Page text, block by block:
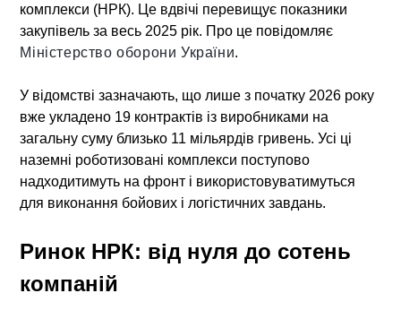
комплекси (НРК). Це вдвічі перевищує показники
закупівель за весь 2025 рік. Про це повідомляє
Міністерство оборони України.
У відомстві зазначають, що лише з початку 2026 року
вже укладено 19 контрактів із виробниками на
загальну суму близько 11 мільярдів гривень. Усі ці
наземні роботизовані комплекси поступово
надходитимуть на фронт і використовуватимуться
для виконання бойових і логістичних завдань.
Ринок НРК: від нуля до сотень
компаній